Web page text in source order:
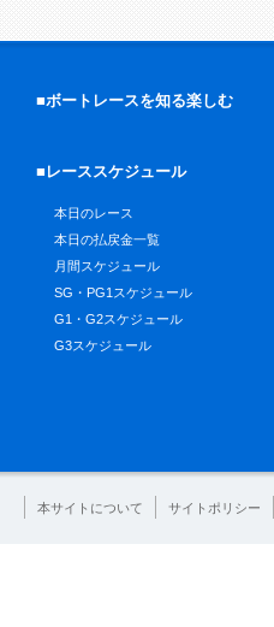
■ボートレースを知る楽しむ
■レーススケジュール
本日のレース
本日の払戻金一覧
月間スケジュール
SG・PG1スケジュール
G1・G2スケジュール
G3スケジュール
本サイトについて サイトポリシー